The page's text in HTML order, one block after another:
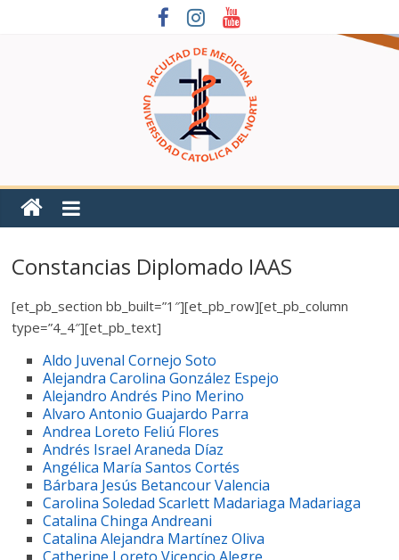
Constancias Diplomado IAAS
[et_pb_section bb_built=”1″][et_pb_row][et_pb_column
type=”4_4″][et_pb_text]
Aldo Juvenal Cornejo Soto
Alejandra Carolina González Espejo
Alejandro Andrés Pino Merino
Alvaro Antonio Guajardo Parra
Andrea Loreto Feliú Flores
Andrés Israel Araneda Díaz
Angélica María Santos Cortés
Bárbara Jesús Betancour Valencia
Carolina Soledad Scarlett Madariaga Madariaga
Catalina Chinga Andreani
Catalina Alejandra Martínez Oliva